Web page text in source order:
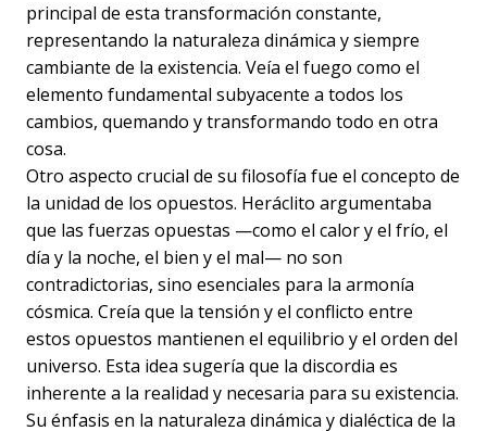
principal de esta transformación constante,
representando la naturaleza dinámica y siempre
cambiante de la existencia. Veía el fuego como el
elemento fundamental subyacente a todos los
cambios, quemando y transformando todo en otra
cosa.
Otro aspecto crucial de su filosofía fue el concepto de
la unidad de los opuestos. Heráclito argumentaba
que las fuerzas opuestas —como el calor y el frío, el
día y la noche, el bien y el mal— no son
contradictorias, sino esenciales para la armonía
cósmica. Creía que la tensión y el conflicto entre
estos opuestos mantienen el equilibrio y el orden del
universo. Esta idea sugería que la discordia es
inherente a la realidad y necesaria para su existencia.
Su énfasis en la naturaleza dinámica y dialéctica de la